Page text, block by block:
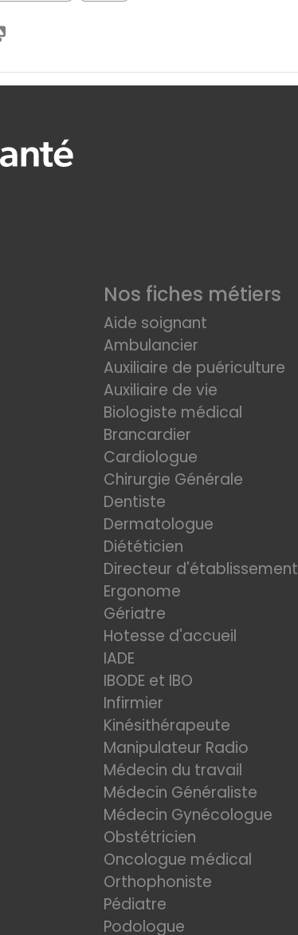
Nos fiches métiers
Aide soignant
Ambulancier
Auxiliaire de puériculture
Auxiliaire de vie
Biologiste médical
Brancardier
Cardiologue
Chirurgie Générale
Dentiste
Dermatologue
Diététicien
Directeur d'établissement
Ergonome
Gériatre
Hotesse d'accueil
IADE
IBODE et IBO
Infirmier
Kinésithérapeute
Manipulateur Radio
Médecin du travail
Médecin Généraliste
Médecin Gynécologue
Obstétricien
Oncologue médical
Orthophoniste
Pédiatre
Podologue